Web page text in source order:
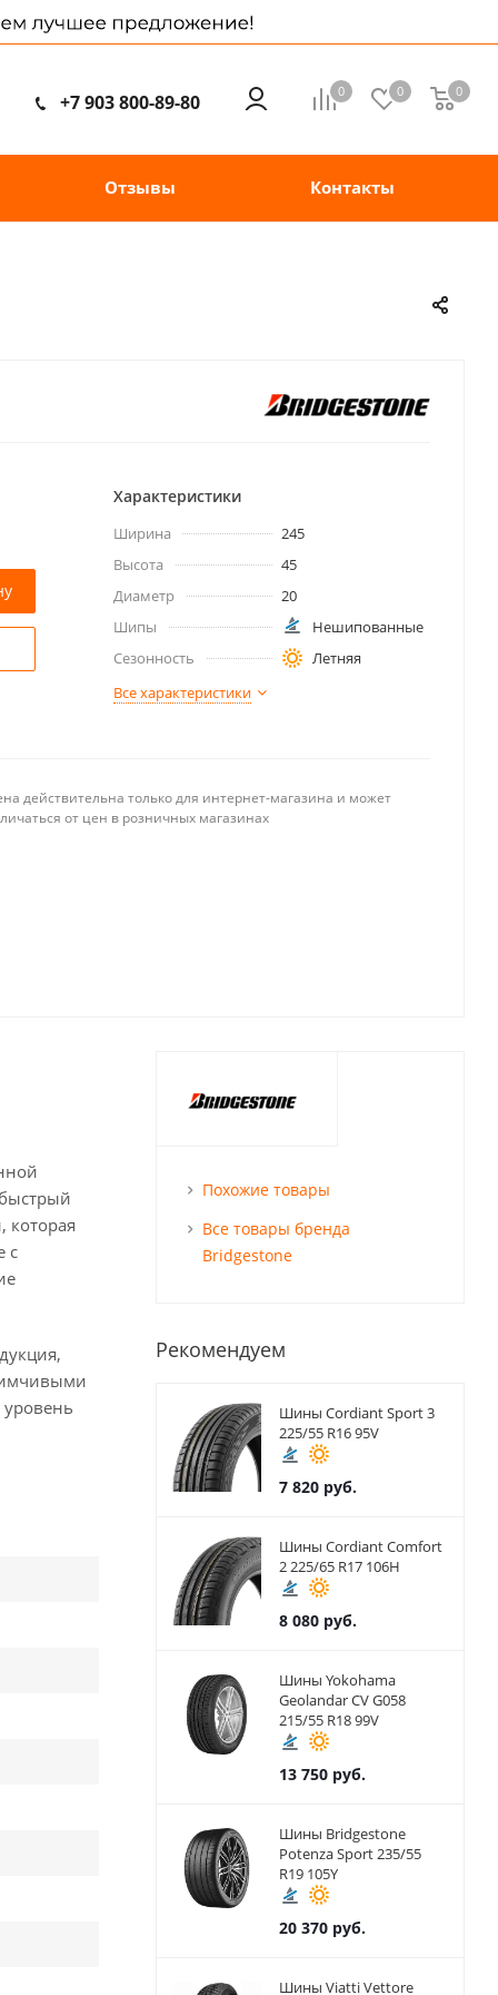
0 0 0
+7 903 800-89-80
Отзывы Контакты
Характеристики
Ширина
245
Высота
45
Диаметр
20
Шипы
Нешипованные
Сезонность
Летняя
Все характеристики
действительна только для интернет-магазина и может
от цен в розничных магазинах
которая
с
Похожие товары
Все товары бренда
Bridgestone
Рекомендуем
Шины Cordiant Sport 3
225/55 R16 95V
7 820руб.
Шины Cordiant Comfort
2 225/65 R17 106H
8 080руб.
Шины Yokohama
Geolandar CV G058
215/55 R18 99V
13 750руб.
Шины Bridgestone
Potenza Sport 235/55
R19 105Y
20 370руб.
Шины Viatti Vettore